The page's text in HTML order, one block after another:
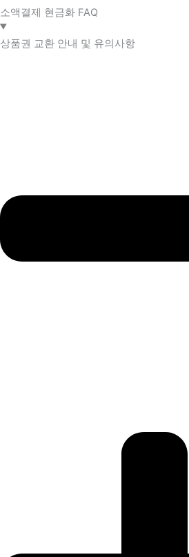
소액결제 현금화 FAQ​
상품권 교환 안내 및 유의사항